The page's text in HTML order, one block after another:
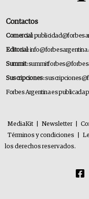
Contactos
Comercial:
Editorial:
Summit:
Suscripciones:
Forbes Argentina es publicada
MediaKit Newsletter
Términos y condiciones
los derechos reservados.